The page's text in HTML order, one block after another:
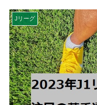
Jリーグ